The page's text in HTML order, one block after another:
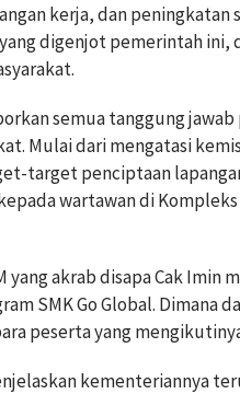
kerja, dan peningkatan
digenjot pemerintah
semua tanggung
Mulai dari mengatasi
target penciptaan
wartawan di
yang akrab disapa Cak Imin
SMK Go Global. Dimana
peserta yang
kementeriannya